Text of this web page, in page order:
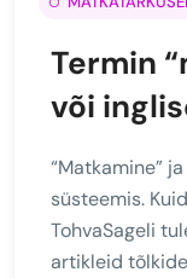
Termin
või
“Matkamine”
süsteemis.
TohvaSageli
artikleid